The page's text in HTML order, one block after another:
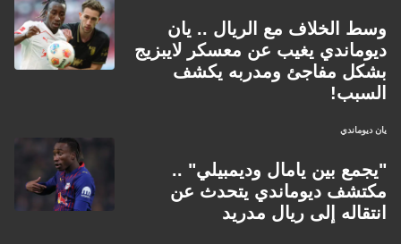
وسط الخلاف مع الريال .. يان
ديوماندي يغيب عن معسكر لايبزيج
بشكل مفاجئ ومدربه يكشف
السبب!
يان ديوماندي
"يجمع بين يامال وديمبيلي" ..
مكتشف ديوماندي يتحدث عن
انتقاله إلى ريال مدريد